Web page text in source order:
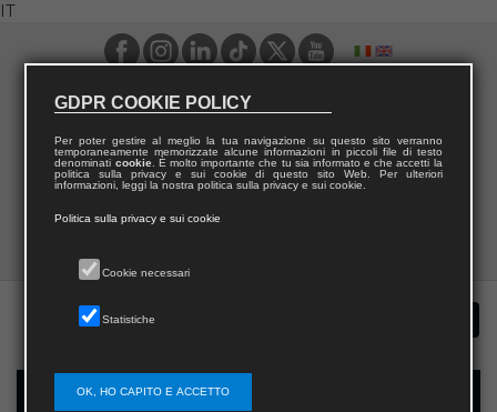
IT
Recupera password
GDPR COOKIE POLICY
Per poter gestire al meglio la tua navigazione su questo sito verranno
temporaneamente memorizzate alcune informazioni in piccoli file di testo
denominati cookie. È molto importante che tu sia informato e che accetti la
politica sulla privacy e sui cookie di questo sito Web. Per ulteriori
informazioni, leggi la nostra politica sulla privacy e sui cookie.
Politica sulla privacy e sui cookie
Cookie necessari
Statistiche
OK, HO CAPITO E ACCETTO